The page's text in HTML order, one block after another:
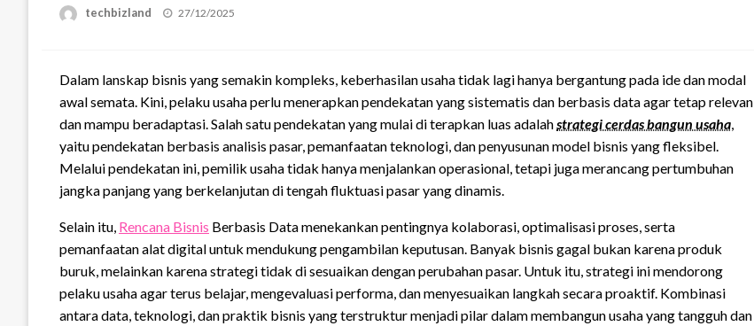
techbizland
Posted
27/12/2025
Dalam lanskap bisnis yang semakin kompleks, keberhasilan usaha tidak lagi hanya bergantung pada ide dan modal
awal semata. Kini, pelaku usaha perlu menerapkan pendekatan yang sistematis dan berbasis data agar tetap relevan
dan mampu beradaptasi. Salah satu pendekatan yang mulai di terapkan luas adalahstrategi cerdas bangun usaha,
yaitu pendekatan berbasis analisis pasar, pemanfaatan teknologi, dan penyusunan model bisnis yang fleksibel.
Melalui pendekatan ini, pemilik usaha tidak hanya menjalankan operasional, tetapi juga merancang pertumbuhan
jangka panjang yang berkelanjutan di tengah fluktuasi pasar yang dinamis.
Selain itu, Rencana Bisnis Berbasis Data menekankan pentingnya kolaborasi, optimalisasi proses, serta
pemanfaatan alat digital untuk mendukung pengambilan keputusan. Banyak bisnis gagal bukan karena produk
buruk, melainkan karena strategi tidak di sesuaikan dengan perubahan pasar. Untuk itu, strategi ini mendorong
pelaku usaha agar terus belajar, mengevaluasi performa, dan menyesuaikan langkah secara proaktif. Kombinasi
antara data, teknologi, dan praktik bisnis yang terstruktur menjadi pilar dalam membangun usaha yang tangguh dan